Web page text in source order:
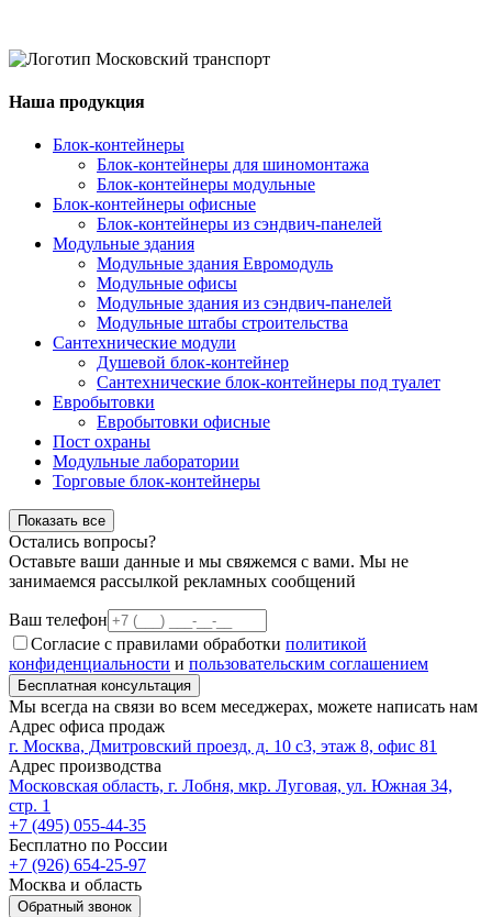
Наша продукция
Блок-контейнеры
Блок-контейнеры для шиномонтажа
Блок-контейнеры модульные
Блок-контейнеры офисные
Блок-контейнеры из сэндвич-панелей
Модульные здания
Модульные здания Евромодуль
Модульные офисы
Модульные здания из сэндвич-панелей
Модульные штабы строительства
Сантехнические модули
Душевой блок-контейнер
Сантехнические блок-контейнеры под туалет
Евробытовки
Евробытовки офисные
Пост охраны
Модульные лаборатории
Торговые блок-контейнеры
Показать все
Остались вопросы?
Оставьте ваши данные и мы свяжемся с вами. Мы не
занимаемся рассылкой рекламных сообщений
Ваш телефон
Согласие с правилами обработки политикой
конфиденциальности и пользовательским соглашением
Бесплатная консультация
Мы всегда на связи во всем меседжерах, можете написать нам
Адрес офиса продаж
г. Москва, Дмитровский проезд, д. 10 с3, этаж 8, офис 81
Адрес производства
Московская область, г. Лобня, мкр. Луговая, ул. Южная 34,
стр. 1
+7 (495) 055-44-35
Бесплатно по России
+7 (926) 654-25-97
Москва и область
Обратный звонок